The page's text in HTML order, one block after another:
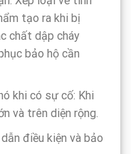
tạo ra khi bị
chất dập cháy
bảo hộ cần
khi có sự cố: Khi
và trên diện rộng.
điều kiện và bảo